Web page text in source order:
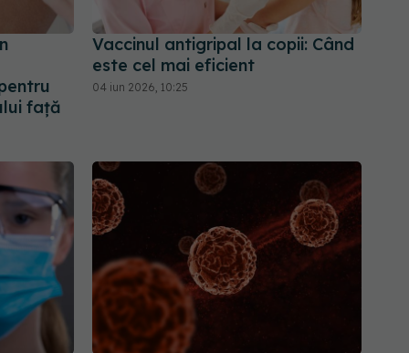
față
Vaccinul antigripal la copii: Când
este cel mai eficient
04 iun 2026, 10:25